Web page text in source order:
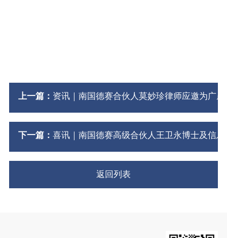
上一篇： 资讯｜南国德赛合伙人莫妙珍律师应邀为广
下一篇： 喜讯｜南国德赛高级合伙人王卫永博士及信
返回列表